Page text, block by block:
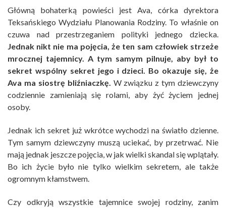
Główną bohaterką powieści jest Ava, córka dyrektora
Teksańskiego Wydziału Planowania Rodziny. To właśnie on
czuwa nad przestrzeganiem polityki jednego dziecka.
Jednak nikt nie ma pojęcia, że ten sam człowiek strzeże
mrocznej tajemnicy. A tym samym pilnuje, aby był to
sekret wspólny sekret jego i dzieci. Bo okazuje się, że
Ava ma siostrę bliźniaczkę. W związku z tym dziewczyny
codziennie zamieniają się rolami, aby żyć życiem jednej
osoby.
Jednak ich sekret już wkrótce wychodzi na światło dzienne.
Tym samym dziewczyny muszą uciekać, by przetrwać. Nie
mają jednak jeszcze pojęcia, w jak wielki skandal się wplątały.
Bo ich życie było nie tylko wielkim sekretem, ale także
ogromnym kłamstwem.
Czy odkryją wszystkie tajemnice swojej rodziny, zanim